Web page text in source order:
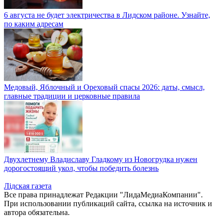
6 августа не будет электричества в Лидском районе. Узнайте,
по каким адресам
Медовый, Яблочный и Ореховый спасы 2026: даты, смысл,
главные традиции и церковные правила
Двухлетнему Владиславу Гладкому из Новогрудка нужен
дорогостоящий укол, чтобы победить болезнь
Лiдская газета
Все права принадлежат Редакции "ЛидаМедиаКомпании".
При использовании публикаций сайта, ссылка на источник и
автора обязательна.